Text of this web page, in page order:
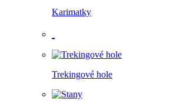
Karimatky
Trekingové hole